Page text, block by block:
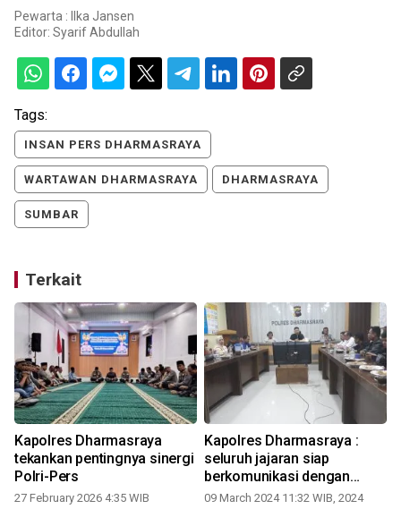
Pewarta : Ilka Jansen
Editor: Syarif Abdullah
Tags:
INSAN PERS DHARMASRAYA
WARTAWAN DHARMASRAYA DHARMASRAYA
SUMBAR
Terkait
Kapolres Dharmasraya
tekankan pentingnya sinergi
Polri-Pers
27 February 2026 4:35 WIB
Kapolres Dharmasraya :
seluruh jajaran siap
berkomunikasi dengan
insan pers
09 March 2024 11:32 WIB, 2024